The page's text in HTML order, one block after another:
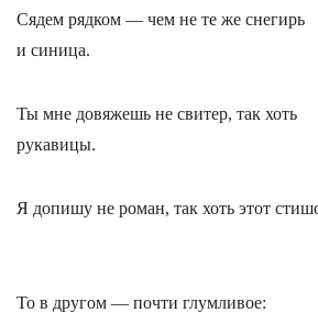
Сядем рядком — чем не те же снегирь
и синица.
Ты мне довяжешь не свитер, так хоть
рукавицы.
Я допишу не роман, так хоть этот
То в другом — почти глумливое: